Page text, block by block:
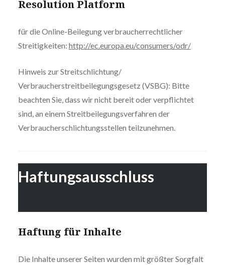
Resolution Platform
für die Online-Beilegung verbraucherrechtlicher
Streitigkeiten: http://ec.europa.eu/consumers/odr/
Hinweis zur Streitschlichtung/
Verbraucherstreitbeilegungsgesetz (VSBG): Bitte
beachten Sie, dass wir nicht bereit oder verpflichtet
sind, an einem Streitbeilegungsverfahren der
Verbraucherschlichtungsstellen teilzunehmen.
Haftungsausschluss
Haftung für Inhalte
Die Inhalte unserer Seiten wurden mit größter Sorgfalt